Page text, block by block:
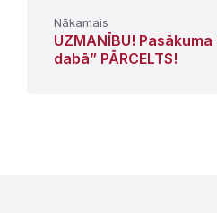
Nākamais
UZMANĪBU!
dabā” PĀRCELTS!